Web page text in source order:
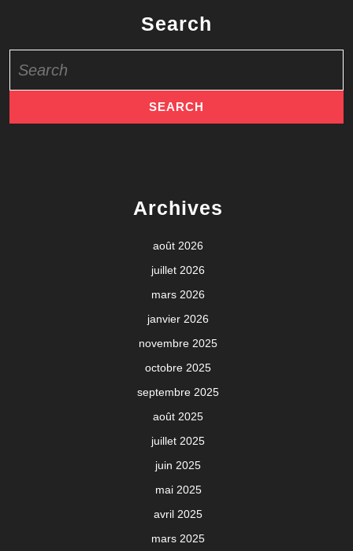
Search
for:
Archives
août 2026
juillet 2026
mars 2026
janvier 2026
novembre 2025
octobre 2025
septembre 2025
août 2025
juillet 2025
juin 2025
mai 2025
avril 2025
mars 2025